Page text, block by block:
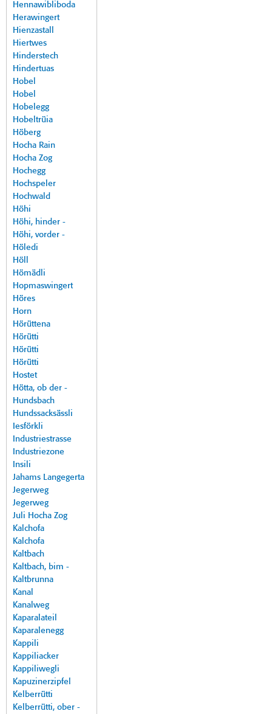
Hennawibliboda
Herawingert
Hienzastall
Hiertwes
Hinderstech
Hindertuas
Hobel
Hobel
Hobelegg
Hobeltrüia
Höberg
Hocha Rain
Hocha Zog
Hochegg
Hochspeler
Hochwald
Höhi
Höhi, hinder -
Höhi, vorder -
Höledi
Höll
Hömädli
Hopmaswingert
Höres
Horn
Hörüttena
Hörütti
Hörütti
Hörütti
Hostet
Hötta, ob der -
Hundsbach
Hundssacksässli
Iesförkli
Industriestrasse
Industriezone
Insili
Jahams Langegerta
Jegerweg
Jegerweg
Juli Hocha Zog
Kalchofa
Kalchofa
Kaltbach
Kaltbach, bim -
Kaltbrunna
Kanal
Kanalweg
Kaparalateil
Kaparalenegg
Kappili
Kappiliacker
Kappiliwegli
Kapuzinerzipfel
Kelberrütti
Kelberrütti, ober -